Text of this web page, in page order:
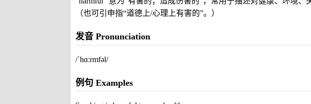
（也可引申指“道德上/心理上有害的”。）
发音 Pronunciation
/ˈhɑːrmfəl/
例句 Examples